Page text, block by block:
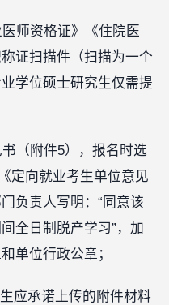
医师资格证》《住院医
证扫描件（扫描为一个
学位硕士研究生仅需提
（附件5），报名时选
定向就业考生单位意见
负责人写明：“同意该
全日制脱产学习”，加
单位行政公章；
应承诺上传的附件材料